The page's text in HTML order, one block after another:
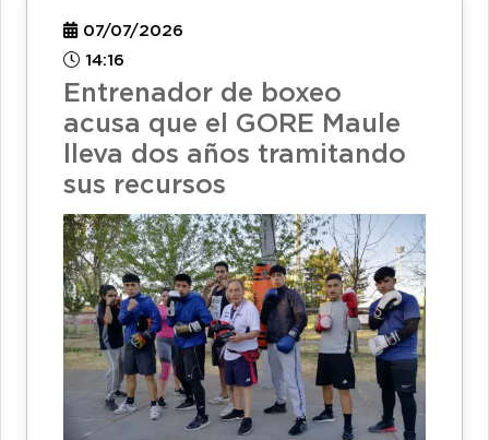
07/07/2026
14:16
Entrenador de boxeo
acusa que el GORE Maule
lleva dos años tramitando
sus recursos